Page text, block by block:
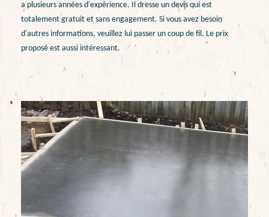
a plusieurs années d'expérience. Il dresse un devis qui est
totalement gratuit et sans engagement. Si vous avez besoin
d'autres informations, veuillez lui passer un coup de fil. Le prix
proposé est aussi intéressant.